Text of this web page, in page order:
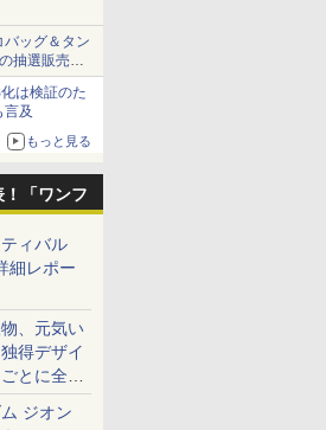
ッグ＆タン
抽選販売の
は検証のた
及
もっと見る
「ワンフ
ティバル
細レポー
、元気い
得デザイ
とに全く
一般ディ
ト
ジオン